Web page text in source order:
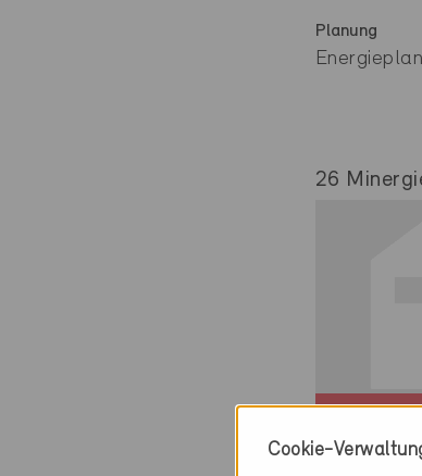
Planung
26
Definitiv
Cookie-